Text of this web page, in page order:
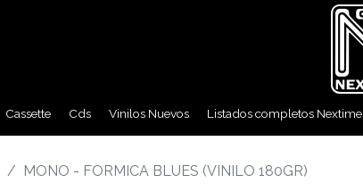
Cassette Cds Vinilos Nuevos Listados completos Nextime
MONO - FORMICA BLUES (VINILO 180GR)